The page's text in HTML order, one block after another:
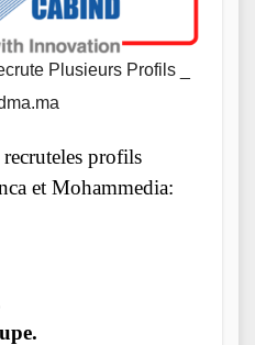
Plusieurs Profils _
profils
et Mohammedia: